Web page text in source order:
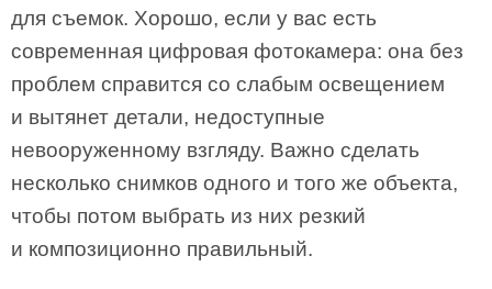
для съемок. Хорошо, если у вас есть
современная цифровая фотокамера: она без
проблем справится со слабым освещением
и вытянет детали, недоступные
невооруженному взгляду. Важно сделать
несколько снимков одного и того же объекта,
чтобы потом выбрать из них резкий
и композиционно правильный.